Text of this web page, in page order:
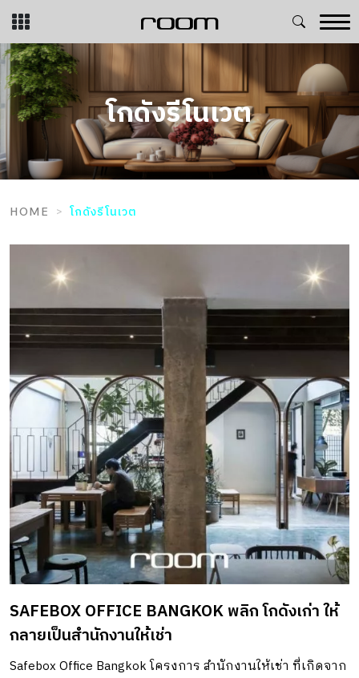
Skip
content
โกดังรีโนเวต
HOME โกดังรีโนเวต
SAFEBOX OFFICE BANGKOK พลิก โกดังเก่า ให้
กลายเป็นสำนักงานให้เช่า
Safebox Office Bangkok โครงการ สำนักงานให้เช่า ที่เกิดจาก